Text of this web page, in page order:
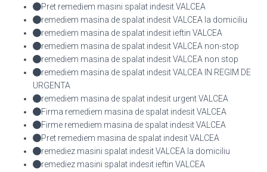
Pret remediem masini spalat indesit VALCEA
remediem masina de spalat indesit VALCEA la domiciliu
remediem masina de spalat indesit ieftin VALCEA
remediem masina de spalat indesit VALCEA non-stop
remediem masina de spalat indesit VALCEA non stop
remediem masina de spalat indesit VALCEA IN REGIM DE
URGENTA
remediem masina de spalat indesit urgent VALCEA
Firma remediem masina de spalat indesit VALCEA
Firme remediem masina de spalat indesit VALCEA
Pret remediem masina de spalat indesit VALCEA
remediez masini spalat indesit VALCEA la domiciliu
remediez masini spalat indesit ieftin VALCEA